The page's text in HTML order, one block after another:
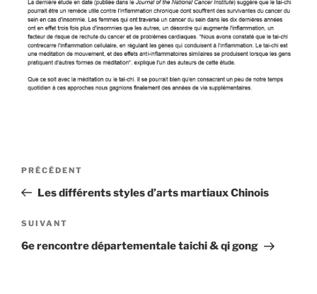
Navigation
l’article
Article
précédent
PRÉCÉDENT
Les différents styles d’arts martiaux Chinois
Article
suivant
SUIVANT
6e rencontre départementale taichi & qi gong